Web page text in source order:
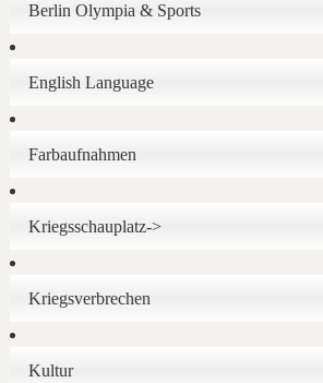
Berlin Olympia & Sports
English Language
Farbaufnahmen
Kriegsschauplatz->
Kriegsverbrechen
Kultur